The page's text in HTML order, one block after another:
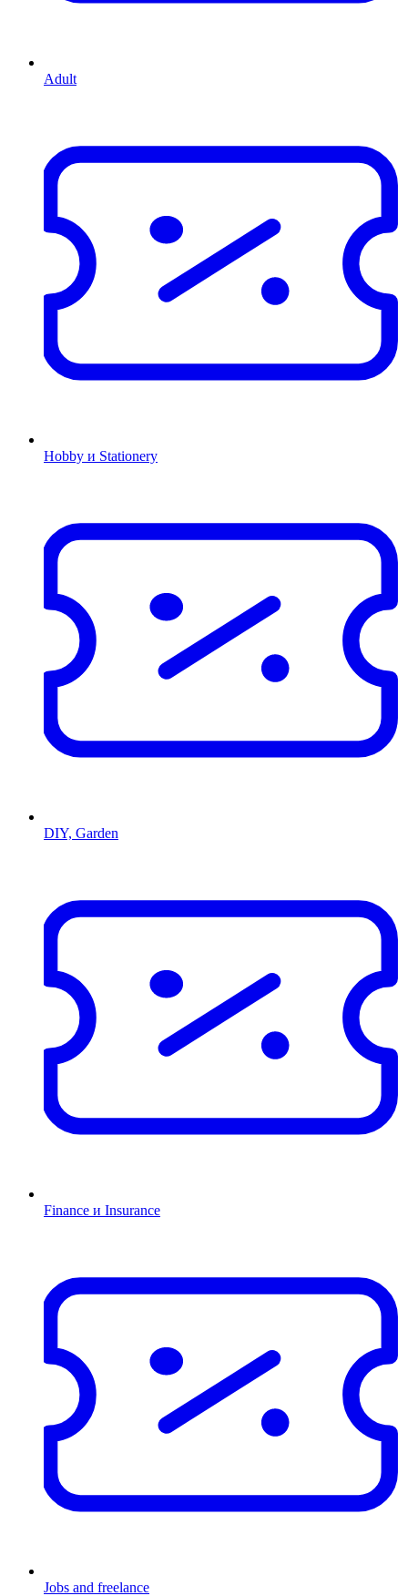
Adult
Hobby и Stationery
DIY, Garden
Finance и Insurance
Jobs and freelance